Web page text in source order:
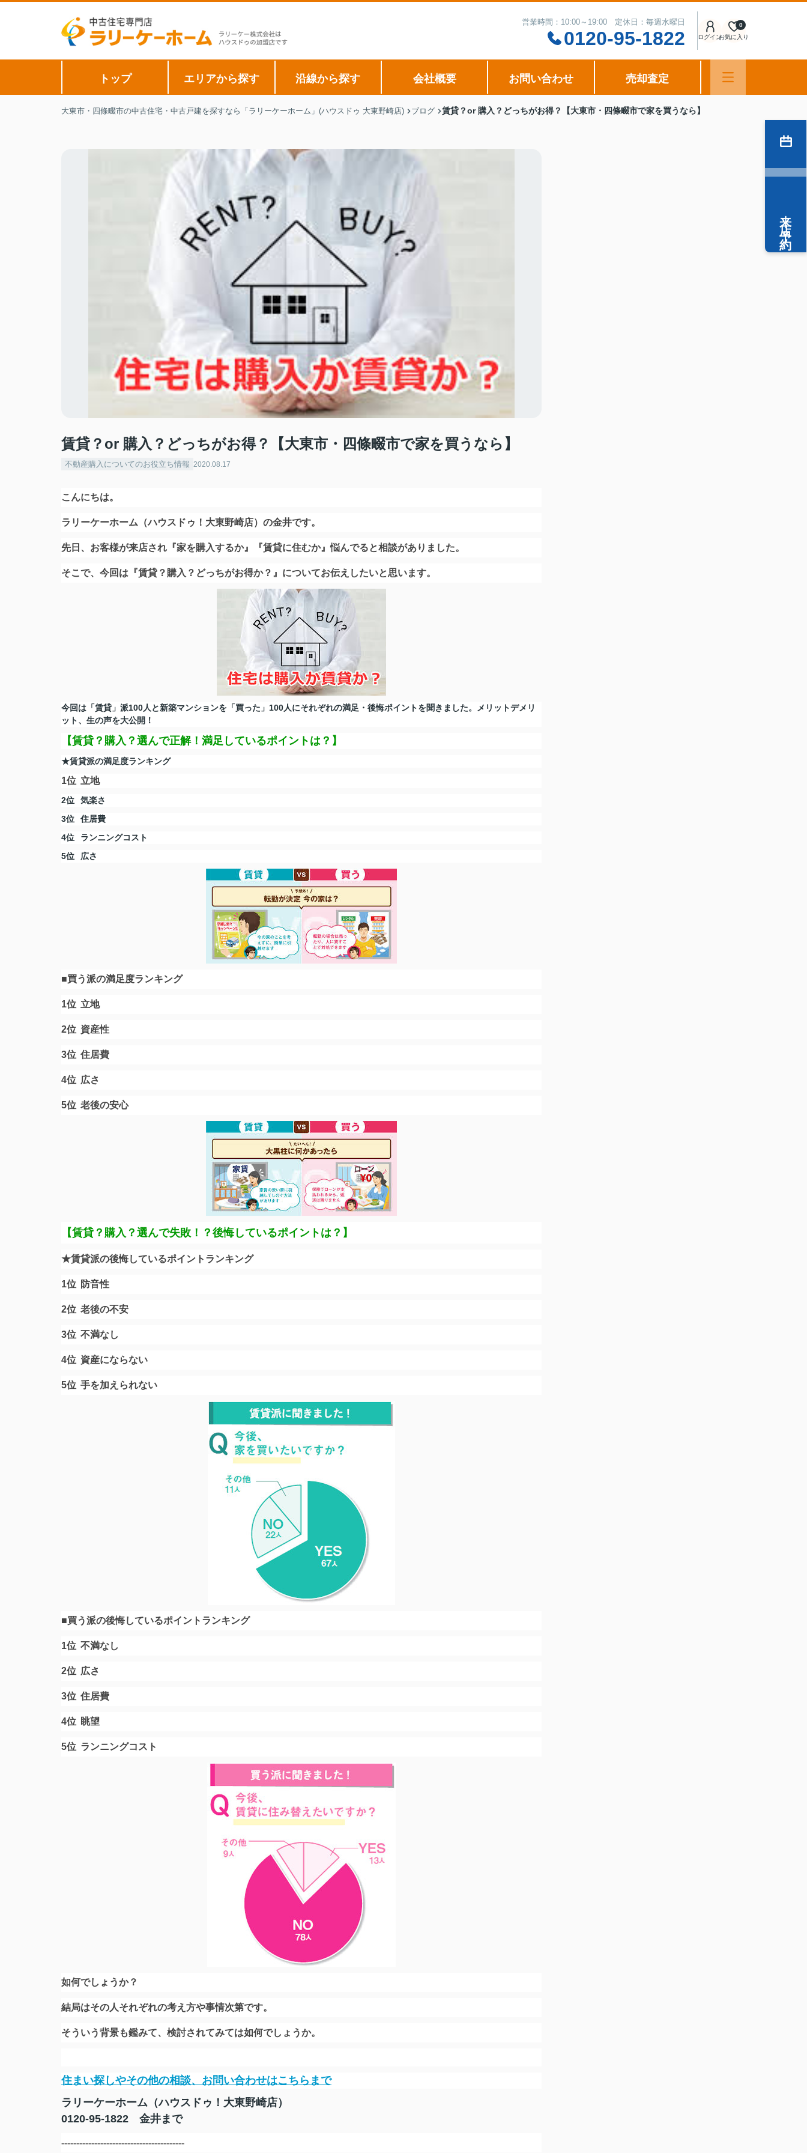
営業時間：10:00～19:00 定休日：毎週水曜日
0120-95-1822 ログインお気に入り
0
トップ エリアから探す 沿線から探す 会社概要 お問い合わせ 売却査定
大東市・四條畷市の中古住宅・中古戸建を探すなら「ラリーケーホーム」(ハウスドゥ 大東野崎店) ブログ 賃貸？or 購入？どっちがお得？【大東市・四條畷市で家を買うなら】
賃貸？or 購入？どっちがお得？【大東市・四條畷市で家を買うなら】
不動産購入についてのお役立ち情報 2020.08.17
こんにちは。
ラリーケーホーム（ハウスドゥ！大東野崎店）の金井です。
先日、お客様が来店され『家を購入するか』『賃貸に住むか』悩んでると相談がありました。
そこで、今回は『賃貸？購入？どっちがお得か？』についてお伝えしたいと思います。
今回は「賃貸」派100人と新築マンションを「買った」100人にそれぞれの満足・後悔ポイントを聞きました。メリットデメリ
ット、生の声を大公開！
【賃貸？購入？選んで正解！満足しているポイントは？】
★賃貸派の満足度ランキング
1位 立地
2位
気楽さ
3位
住居費
4位
ランニングコスト
5位
広さ
■買う派の満足度ランキング
1位 立地
2位 資産性
3位 住居費
4位 広さ
5位 老後の安心
【賃貸？購入？選んで失敗！？後悔しているポイントは ？】
★賃貸派の後悔しているポイントランキング
1位 防音性
2位 老後の不安
3位 不満なし
4位 資産にならない
5位 手を加えられない
■買う派の後悔しているポイントランキング
1位 不満なし
2位 広さ
3位 住居費
4位 眺望
5位 ランニングコスト
如何でしょうか？
結局はその人それぞれの考え方や事情次第です。
そういう背景も鑑みて、検討されてみては如何でしょうか。
住まい探しやその他の相談、お問い合わせはこちらまで
ラリーケーホーム（ハウスドゥ！大東野崎店）
0120-95-1822 金井まで
-----------------------------------------
来店予約